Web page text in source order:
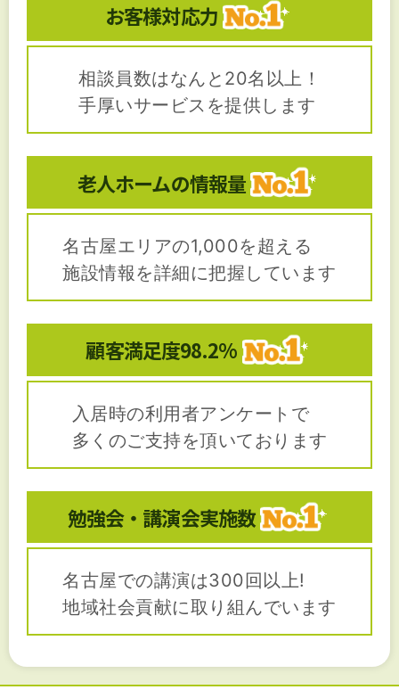
お客様対応力
相談員数はなんと20名以上！
手厚いサービスを提供します
老人ホームの情報量
名古屋エリアの1,000を超える
施設情報を詳細に把握しています
顧客満足度98.2%
入居時の利用者アンケートで
多くのご支持を頂いております
勉強会・講演会実施数
名古屋での講演は300回以上!
地域社会貢献に取り組んでいます